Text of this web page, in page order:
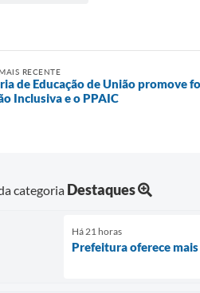
RECENTE
de Educação de União promove
Inclusiva e o PPAIC
categoria Destaques
Há 21 horas
Prefeitura oferece